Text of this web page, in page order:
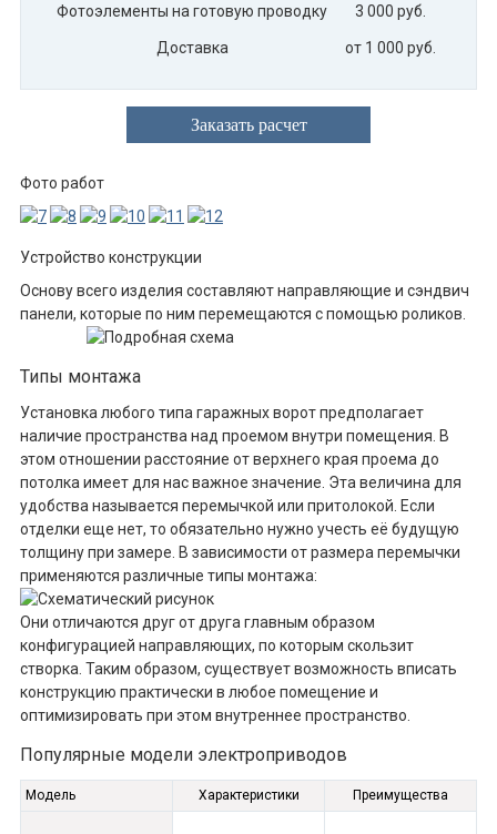
Фотоэлементы на готовую проводку 3 000 руб.
Доставка от 1 000 руб.
Заказать расчет
Фото работ
Устройство конструкции
Основу всего изделия составляют направляющие и сэндвич
панели, которые по ним перемещаются с помощью роликов.
Типы монтажа
Установка любого типа гаражных ворот предполагает
наличие пространства над проемом внутри помещения. В
этом отношении расстояние от верхнего края проема до
потолка имеет для нас важное значение. Эта величина для
удобства называется перемычкой или притолокой. Если
отделки еще нет, то обязательно нужно учесть её будущую
толщину при замере. В зависимости от размера перемычки
применяются различные типы монтажа:
Они отличаются друг от друга главным образом
конфигурацией направляющих, по которым скользит
створка. Таким образом, существует возможность вписать
конструкцию практически в любое помещение и
оптимизировать при этом внутреннее пространство.
Популярные модели электроприводов
Модель Характеристики Преимущества